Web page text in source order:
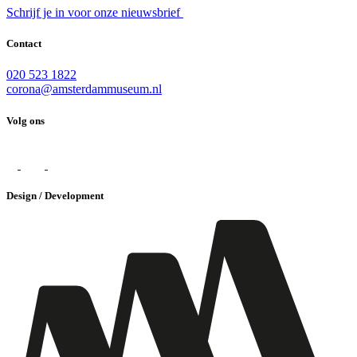
Schrijf je in voor onze nieuwsbrief
Contact
020 523 1822
corona@amsterdammuseum.nl
Volg ons
Design / Development